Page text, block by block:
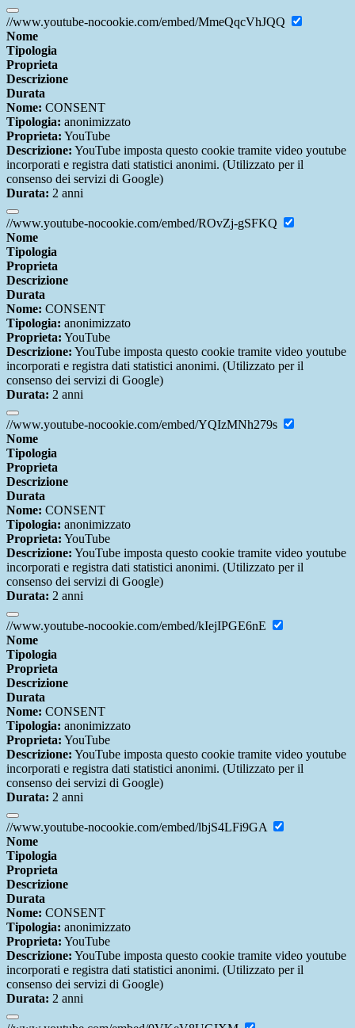
//www.youtube-nocookie.com/embed/MmeQqcVhJQQ
Nome
Tipologia
Proprieta
Descrizione
Durata
Nome: CONSENT
Tipologia: anonimizzato
Proprieta: YouTube
Descrizione: YouTube imposta questo cookie tramite video youtube
incorporati e registra dati statistici anonimi. (Utilizzato per il
consenso dei servizi di Google)
Durata: 2 anni
//www.youtube-nocookie.com/embed/ROvZj-gSFKQ
Nome
Tipologia
Proprieta
Descrizione
Durata
Nome: CONSENT
Tipologia: anonimizzato
Proprieta: YouTube
Descrizione: YouTube imposta questo cookie tramite video youtube
incorporati e registra dati statistici anonimi. (Utilizzato per il
consenso dei servizi di Google)
Durata: 2 anni
//www.youtube-nocookie.com/embed/YQIzMNh279s
Nome
Tipologia
Proprieta
Descrizione
Durata
Nome: CONSENT
Tipologia: anonimizzato
Proprieta: YouTube
Descrizione: YouTube imposta questo cookie tramite video youtube
incorporati e registra dati statistici anonimi. (Utilizzato per il
consenso dei servizi di Google)
Durata: 2 anni
//www.youtube-nocookie.com/embed/kIejIPGE6nE
Nome
Tipologia
Proprieta
Descrizione
Durata
Nome: CONSENT
Tipologia: anonimizzato
Proprieta: YouTube
Descrizione: YouTube imposta questo cookie tramite video youtube
incorporati e registra dati statistici anonimi. (Utilizzato per il
consenso dei servizi di Google)
Durata: 2 anni
//www.youtube-nocookie.com/embed/lbjS4LFi9GA
Nome
Tipologia
Proprieta
Descrizione
Durata
Nome: CONSENT
Tipologia: anonimizzato
Proprieta: YouTube
Descrizione: YouTube imposta questo cookie tramite video youtube
incorporati e registra dati statistici anonimi. (Utilizzato per il
consenso dei servizi di Google)
Durata: 2 anni